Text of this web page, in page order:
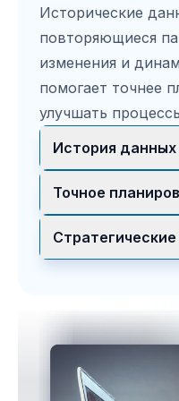
Исторические
повторяющиеся
изменения и
помогает точнее
улучшать
История данных
любой период,
принятых
Точное
предвидеть
точечных